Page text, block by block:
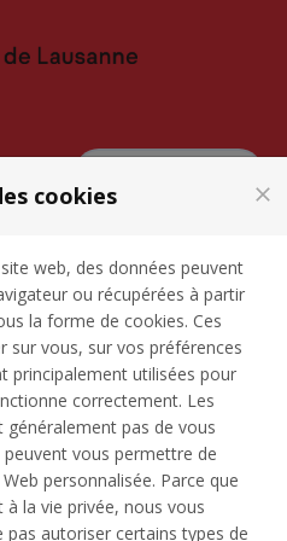
de soutien du
et des bibliothèques
de Lausanne.
vos demandes de
appels à projets via des
les domaines référencés sur
de la culture et sur la
cookies close
web, des données peuvent
ou récupérées à partir
la forme de cookies. Ces
vous, sur vos préférences
principalement utilisées pour
correctement. Les
pas de vous
vous permettre de
personnalisée. Parce que
la vie privée, nous vous
autoriser certains types de